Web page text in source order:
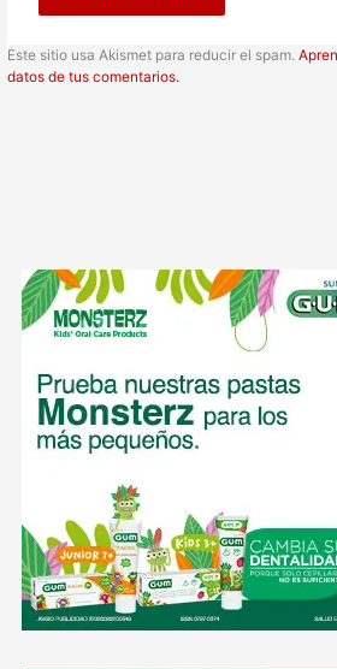
Este sitio usa Akismet para reducir el spam.
datos de tus comentarios.